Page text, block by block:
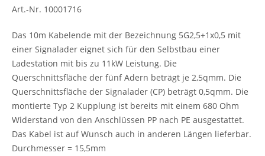
Art.-Nr. 10001716
Das 10m Kabelende mit der Bezeichnung 5G2,5+1x0,5 mit
einer Signalader eignet sich für den Selbstbau einer
Ladestation mit bis zu 11kW Leistung. Die
Querschnittsfläche der fünf Adern beträgt je 2,5qmm. Die
Querschnittsfläche der Signalader (CP) beträgt 0,5qmm. Die
montierte Typ 2 Kupplung ist bereits mit einem 680 Ohm
Widerstand von den Anschlüssen PP nach PE ausgestattet.
Das Kabel ist auf Wunsch auch in anderen Längen lieferbar.
Durchmesser = 15,5mm